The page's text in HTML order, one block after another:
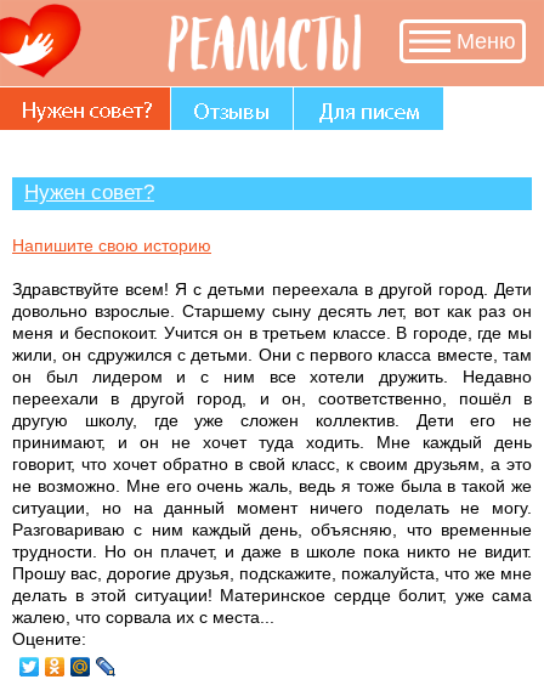
Меню
Нужен совет?
Напишите свою историю
Здравствуйте всем! Я с детьми переехала в другой город. Дети
довольно взрослые. Старшему сыну десять лет, вот как раз он
меня и беспокоит. Учится он в третьем классе. В городе, где мы
жили, он сдружился с детьми. Они с первого класса вместе, там
он был лидером и с ним все хотели дружить. Недавно
переехали в другой город, и он, соответственно, пошёл в
другую школу, где уже сложен коллектив. Дети его не
принимают, и он не хочет туда ходить. Мне каждый день
говорит, что хочет обратно в свой класс, к своим друзьям, а это
не возможно. Мне его очень жаль, ведь я тоже была в такой же
ситуации, но на данный момент ничего поделать не могу.
Разговариваю с ним каждый день, объясняю, что временные
трудности. Но он плачет, и даже в школе пока никто не видит.
Прошу вас, дорогие друзья, подскажите, пожалуйста, что же мне
делать в этой ситуации! Материнское сердце болит, уже сама
жалею, что сорвала их с места...
Оцените: